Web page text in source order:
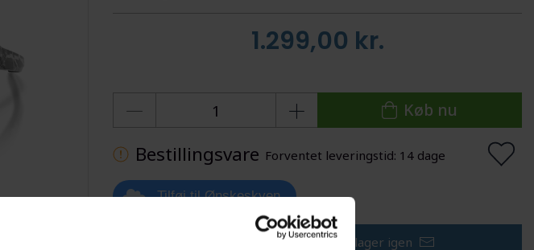
1.299,00 kr.
Køb nu
Bestillingsvare Forventet leveringstid: 14 dage
Tilføj til Ønskeskyen
Få besked når varen er på lager igen